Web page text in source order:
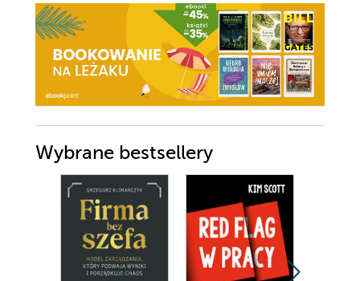
Wybrane bestsellery